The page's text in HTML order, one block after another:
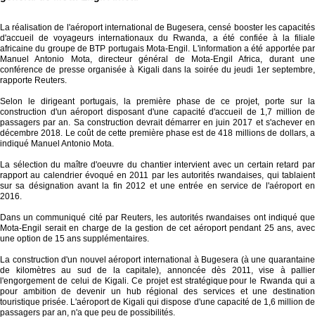
La réalisation de l'aéroport international de Bugesera, censé booster les capacités
d'accueil de voyageurs internationaux du Rwanda, a été confiée à la filiale
africaine du groupe de BTP portugais Mota-Engil. L'information a été apportée par
Manuel Antonio Mota, directeur général de Mota-Engil Africa, durant une
conférence de presse organisée à Kigali dans la soirée du jeudi 1er septembre,
rapporte Reuters.
Selon le dirigeant portugais, la première phase de ce projet, porte sur la
construction d'un aéroport disposant d'une capacité d'accueil de 1,7 million de
passagers par an. Sa construction devrait démarrer en juin 2017 et s'achever en
décembre 2018. Le coût de cette première phase est de 418 millions de dollars, a
indiqué Manuel Antonio Mota.
La sélection du maître d'oeuvre du chantier intervient avec un certain retard par
rapport au calendrier évoqué en 2011 par les autorités rwandaises, qui tablaient
sur sa désignation avant la fin 2012 et une entrée en service de l'aéroport en
2016.
Dans un communiqué cité par Reuters, les autorités rwandaises ont indiqué que
Mota-Engil serait en charge de la gestion de cet aéroport pendant 25 ans, avec
une option de 15 ans supplémentaires.
La construction d'un nouvel aéroport international à Bugesera (à une quarantaine
de kilomètres au sud de la capitale), annoncée dès 2011, vise à pallier
l'engorgement de celui de Kigali. Ce projet est stratégique pour le Rwanda qui a
pour ambition de devenir un hub régional des services et une destination
touristique prisée. L'aéroport de Kigali qui dispose d'une capacité de 1,6 million de
passagers par an, n'a que peu de possibilités.